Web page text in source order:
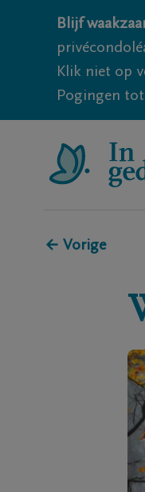
Blijf
Klik niet op
Pogingen
← Vorige